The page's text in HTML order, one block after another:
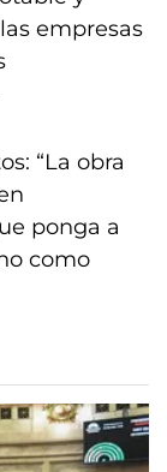
empresas
“La obra
ponga a
como